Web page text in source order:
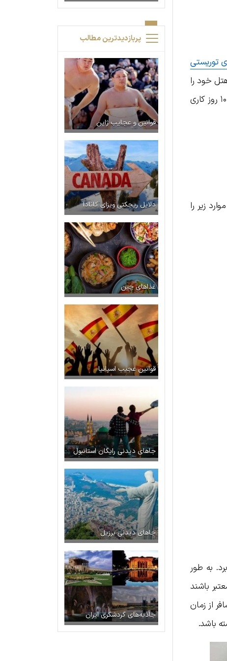
توریستی
خود را
رزرو کرده وهم ویزای تایلند را دریافت کنند. در مجموع دریافت ویزای تایلند شرایط ساده‌ای داشته و نهایتاً به ۱۰ روز کاری
زیر را
حدود ۷ روز کاری زمان می‌برد. به طور
باشند
صورت که مسافر از زمان
پربازدیدترین مطالب
قوانین و عجایب ژاپن
دلایل ریجکتی ویزای کانادا
غذاهای چین
قوانین عجیب اسپانیا
جاهای دیدنی رایگان استانبول
جاهای دیدنی برزیل
جاذبه‌های گردشگری ایران